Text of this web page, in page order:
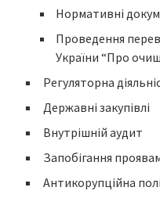
Нормативні
Проведення
України “Про
Регуляторна
Державні закупівлі
Внутрішній аудит
Запобігання
Антикорупційна